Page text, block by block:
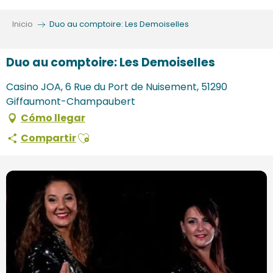
Inicio Duo au comptoire: Les Demoiselles
Duo au comptoire: Les Demoiselles
Casino JOA, 6 Rue du Port de Nuisement, 51290
Giffaumont-Champaubert
Cómo llegar
CompartirAjouter aux favoris